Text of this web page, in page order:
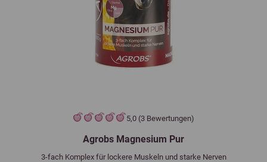
5,0 (3 Bewertungen)
Agrobs Magnesium Pur
3-fach Komplex für lockere Muskeln und starke Nerven